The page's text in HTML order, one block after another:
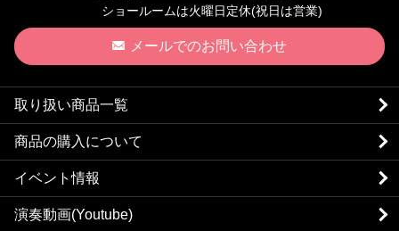
ショールームは火曜日定休(祝日は営業)
メールでのお問い合わせ
取り扱い商品一覧
商品の購入について
イベント情報
演奏動画(Youtube)